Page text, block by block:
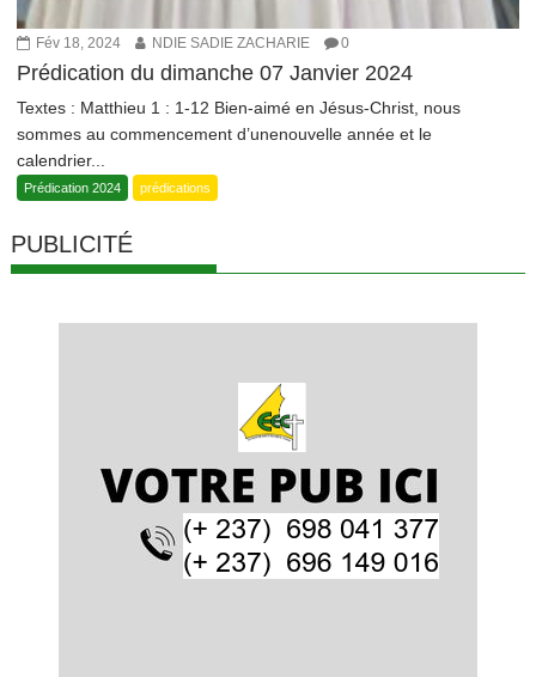
Fév 18, 2024 NDIE SADIE ZACHARIE 0
Prédication du dimanche 07 Janvier 2024
Textes : Matthieu 1 : 1-12 Bien-aimé en Jésus-Christ, nous
sommes au commencement d’unenouvelle année et le
calendrier...
Prédication 2024 prédications
PUBLICITÉ